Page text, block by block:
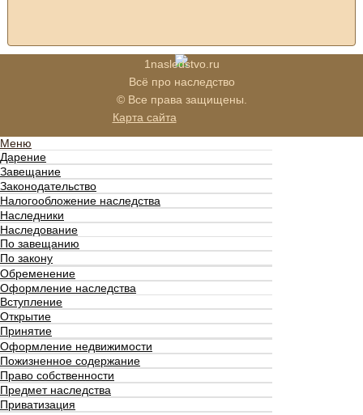
1nasledstvo.ru
Всё про наследство
© Все права защищены.
Карта сайта
Меню
Дарение
Завещание
Законодательство
Налогообложение наследства
Наследники
Наследование
По завещанию
По закону
Обременение
Оформление наследства
Вступление
Открытие
Принятие
Оформление недвижимости
Пожизненное содержание
Право собственности
Предмет наследства
Приватизация